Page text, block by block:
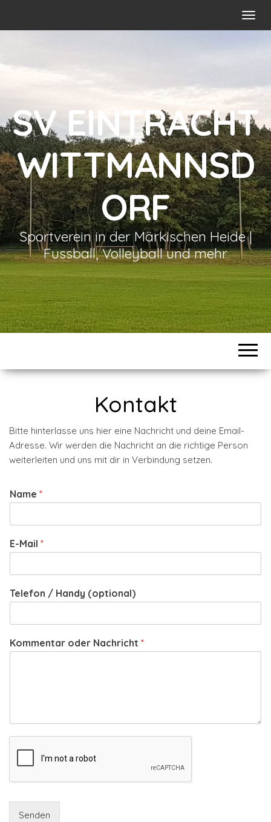
T
o
e
a
v
i
g
a
t
i
o
n
SV EINTRACHT
WITTMANNSD
ORF
Sportverein in der Märkischen Heide |
Fussball, Volleyball und mehr
Kontakt
Bitte hinterlasse uns hier eine Nachricht und deine Email-
Adresse. Wir werden die Nachricht an die richtige Person
weiterleiten und uns mit dir in Verbindung setzen.
Name *
E-Mail *
Telefon / Handy (optional)
Kommentar oder Nachricht *
Senden